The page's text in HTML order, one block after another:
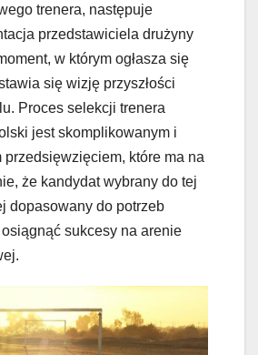
trenera, następuje
przedstawiciela drużyny
w którym ogłasza się
się wizję przyszłości
Proces selekcji trenera
jest skomplikowanym i
które ma na
że kandydat wybrany do tej
dopasowany do potrzeb
osiągnąć sukcesy na arenie